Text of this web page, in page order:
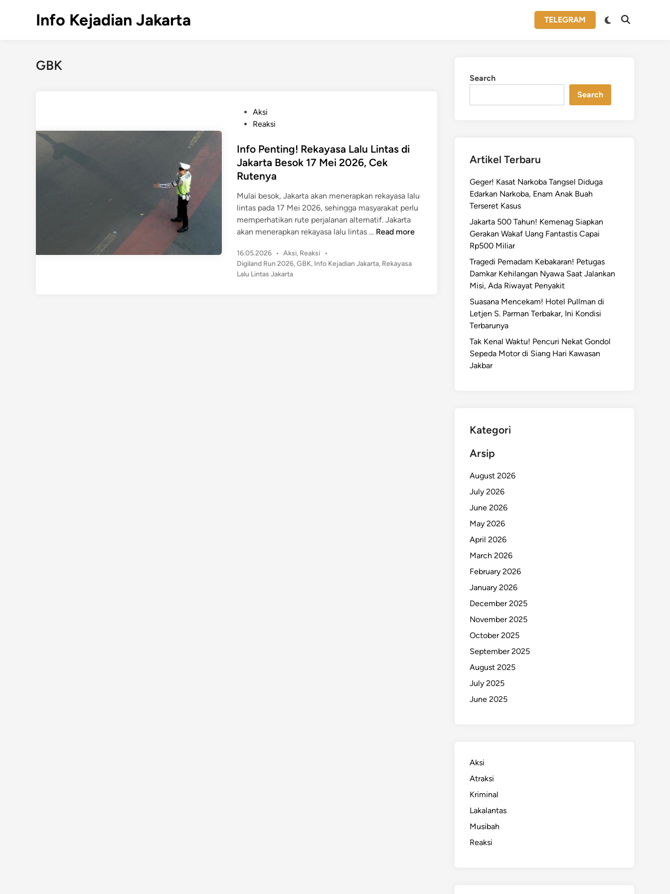
Info Kejadian Jakarta TELEGRAM
Switch
Open
GBK
t
e
d
n
Aksi
Reaksi
Info Penting! Rekayasa Lalu Lintas di
Jakarta Besok 17 Mei 2026, Cek
Rutenya
Mulai besok, Jakarta akan menerapkan rekayasa lalu
lintas pada 17 Mei 2026, sehingga masyarakat perlu
memperhatikan rute perjalanan alternatif. Jakarta
akan menerapkan rekayasa lalu lintas … I
o
Read more
16.05.2026 • P
o
s
Aksi, Reaksi
•
Digiland Run 2026,GBK, Info Kejadian Jakarta, Rekayasa
Lalu Lintas Jakarta
Search
Search
Artikel Terbaru
Geger! Kasat Narkoba Tangsel Diduga
Edarkan Narkoba, Enam Anak Buah
Terseret Kasus
Jakarta 500 Tahun! Kemenag Siapkan
Gerakan Wakaf Uang Fantastis Capai
Rp500 Miliar
Tragedi Pemadam Kebakaran! Petugas
Damkar Kehilangan Nyawa Saat Jalankan
Misi, Ada Riwayat Penyakit
Suasana Mencekam! Hotel Pullman di
Letjen S. Parman Terbakar, Ini Kondisi
Terbarunya
Tak Kenal Waktu! Pencuri Nekat Gondol
Sepeda Motor di Siang Hari Kawasan
Jakbar
Kategori
Arsip
August 2026
July 2026
June 2026
May 2026
April 2026
March 2026
February 2026
January 2026
December 2025
November 2025
October 2025
September 2025
August 2025
July 2025
June 2025
Aksi
Atraksi
Kriminal
Lakalantas
Musibah
Reaksi